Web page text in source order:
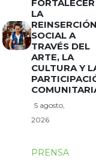
FORTALECER
LA
SOCIAL A
TRAVÉS DEL
ARTE, LA
CULTURA Y
5 agosto,
2026
PRENSA